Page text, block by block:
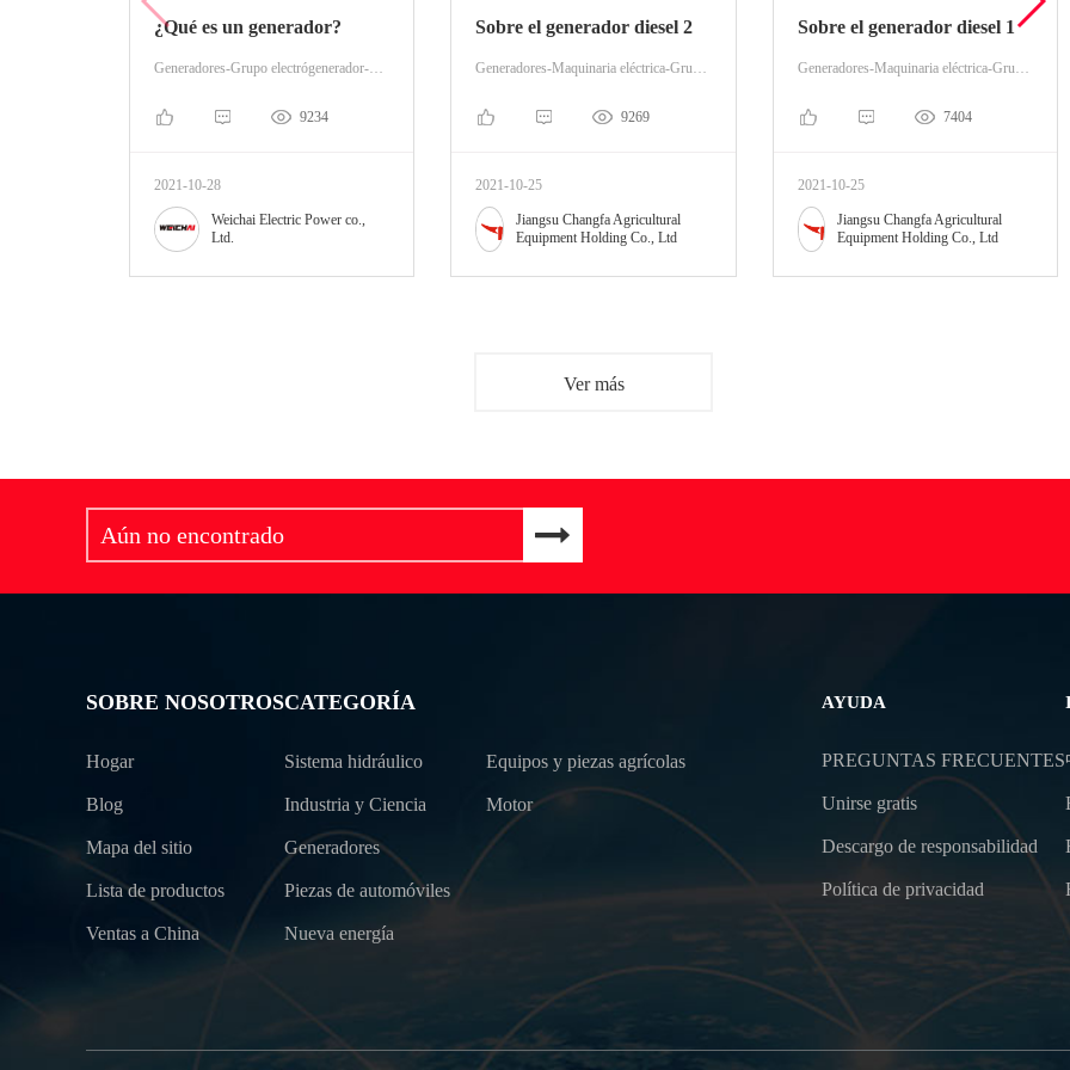
¿Qué es un generador?
Generadores-Grupo electrógenerador-Grupo electrógeno Diesel
9234
2021-10-28
Weichai Electric Power co.,
Ltd.
Sobre el generador diesel 2
Generadores-Maquinaria eléctrica-Grupo electródiesel
9269
2021-10-25
Jiangsu Changfa Agricultural
Equipment Holding Co., Ltd
Sobre el generador diesel 1
Generadores-Maquinaria eléctrica-Grupo electródiesel
7404
2021-10-25
Jiangsu Changfa Agricultural
Equipment Holding Co., Ltd
Ver más
SOBRE NOSOTROS
Hogar
Blog
Mapa del sitio
Lista de productos
Ventas a China
CATEGORÍA
Sistema hidráulico
Industria y Ciencia
Generadores
Piezas de automóviles
Nueva energía
Equipos y piezas agrícolas
Motor
AYUDA
PREGUNTAS FRECUENTES
Unirse gratis
Descargo de responsabilidad
Política de privacidad